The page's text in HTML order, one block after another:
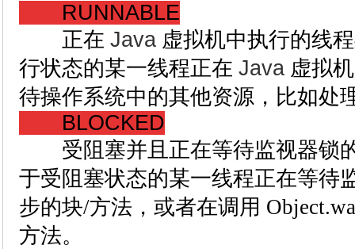
RUNNABLE
正在 Java 虚拟机中执行的线
行状态的某一线程正在 Java 虚拟
待操作系统中的其他资源，比如处
BLOCKED
受阻塞并且正在等待监视器锁
于受阻塞状态的某一线程正在等待
步的块/方法，或者在调用
方法。